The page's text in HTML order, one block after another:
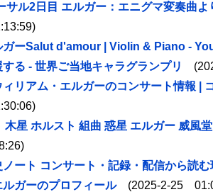
サル2日目 エルガー ：エニグマ変奏曲
ガーSalut d'amour | Violin & Piano -
する - 世界ご当地キャラグランプリ
リアム・ エルガーのコンサート情報 |
木星 ホルスト 組曲 惑星 エルガー 威風
ート コンサート・記録・配信から読む
ガーのプロフィール(2025-2-25